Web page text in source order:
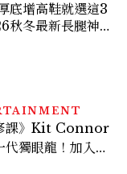
底增高鞋就選這3
秋冬最新長腿神
課》Kit Connor
代獨眼龍！加入新